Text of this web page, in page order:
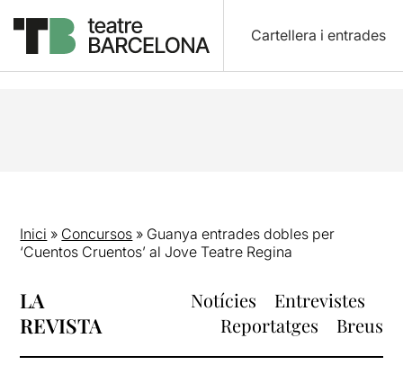
Cartellera i entrades
Inici » Concursos » Guanya entrades dobles per
‘Cuentos Cruentos’ al Jove Teatre Regina
LA
REVISTA
Notícies
Entrevistes
Reportatges
Breus